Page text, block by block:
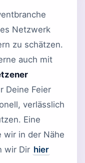
Netzwerk
zu schätzen.
auch mit
Deine Feier
verlässlich
Eine
wir in der Nähe
wir Dir hier